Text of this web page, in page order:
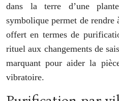
dans la terre d’une
symbolique permet de rendre
offert en termes de
rituel aux changements de
marquant pour aider la
vibratoire.